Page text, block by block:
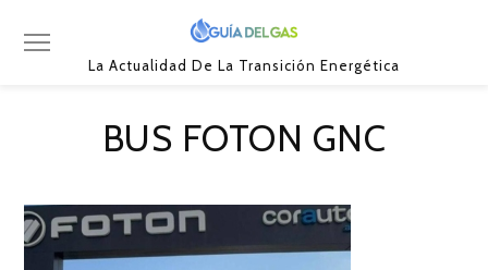
La Actualidad De La Transición Energética
BUS FOTON GNC